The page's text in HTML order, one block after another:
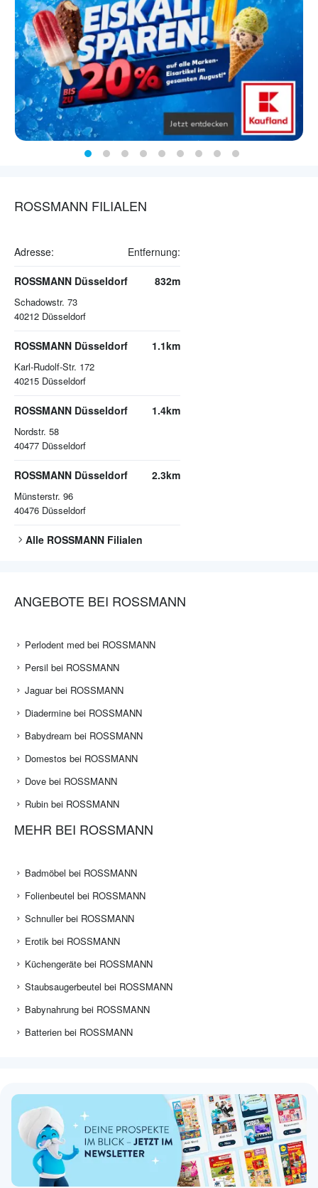
ROSSMANN FILIALEN
Adresse: Entfernung:
ROSSMANN Düsseldorf
Schadowstr. 73
40212 Düsseldorf
832m
ROSSMANN Düsseldorf
Karl-Rudolf-Str. 172
40215 Düsseldorf
1.1km
ROSSMANN Düsseldorf
Nordstr. 58
40477 Düsseldorf
1.4km
ROSSMANN Düsseldorf
Münsterstr. 96
40476 Düsseldorf
2.3km
Alle ROSSMANN Filialen
ANGEBOTE BEI ROSSMANN
Perlodent med bei ROSSMANN
Persil bei ROSSMANN
Jaguar bei ROSSMANN
Diadermine bei ROSSMANN
Babydream bei ROSSMANN
Domestos bei ROSSMANN
Dove bei ROSSMANN
Rubin bei ROSSMANN
MEHR BEI ROSSMANN
Badmöbel bei ROSSMANN
Folienbeutel bei ROSSMANN
Schnuller bei ROSSMANN
Erotik bei ROSSMANN
Küchengeräte bei ROSSMANN
Staubsaugerbeutel bei ROSSMANN
Babynahrung bei ROSSMANN
Batterien bei ROSSMANN